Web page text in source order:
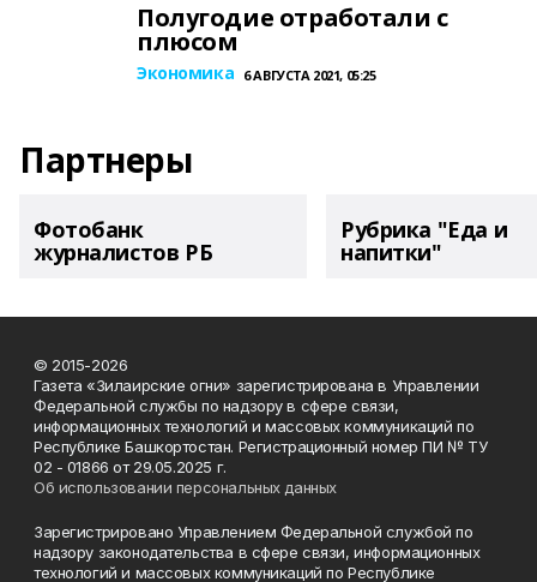
Полугодие отработали с
плюсом
Экономика 6 АВГУСТА 2021, 05:25
Партнеры
Фотобанк
журналистов РБ
Рубрика "Еда и
напитки"
© 2015-2026
Газета «Зилаирские огни» зарегистрирована в Управлении
Федеральной службы по надзору в сфере связи,
информационных технологий и массовых коммуникаций по
Республике Башкортостан. Регистрационный номер ПИ № ТУ
02 - 01866 от 29.05.2025 г.
Об использовании персональных данных
Зарегистрировано Управлением Федеральной службой по
надзору законодательства в сфере связи, информационных
технологий и массовых коммуникаций по Республике